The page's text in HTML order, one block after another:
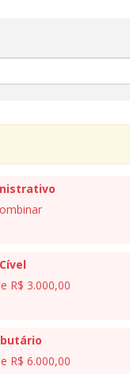
Cível
R$ 3.000,00
R$ 6.000,00